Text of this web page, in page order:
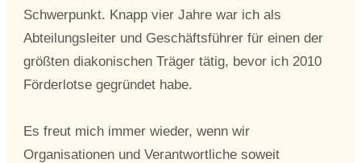
Schwerpunkt. Knapp vier Jahre war ich als
Abteilungsleiter und Geschäftsführer für einen der
größten diakonischen Träger tätig, bevor ich 2010
Förderlotse gegründet habe.
Es freut mich immer wieder, wenn wir
Organisationen und Verantwortliche soweit